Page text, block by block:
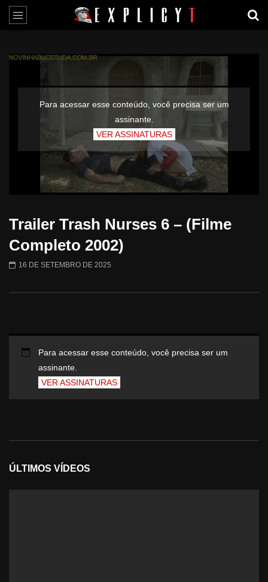
Para acessar esse conteúdo, você precisa ser um
assinante.
VER ASSINATURAS
Trailer Trash Nurses 6 – (Filme
Completo 2002)
16 DE SETEMBRO DE 2025
Para acessar esse conteúdo, você precisa ser um
assinante.
VER ASSINATURAS
ÚLTIMOS VÍDEOS